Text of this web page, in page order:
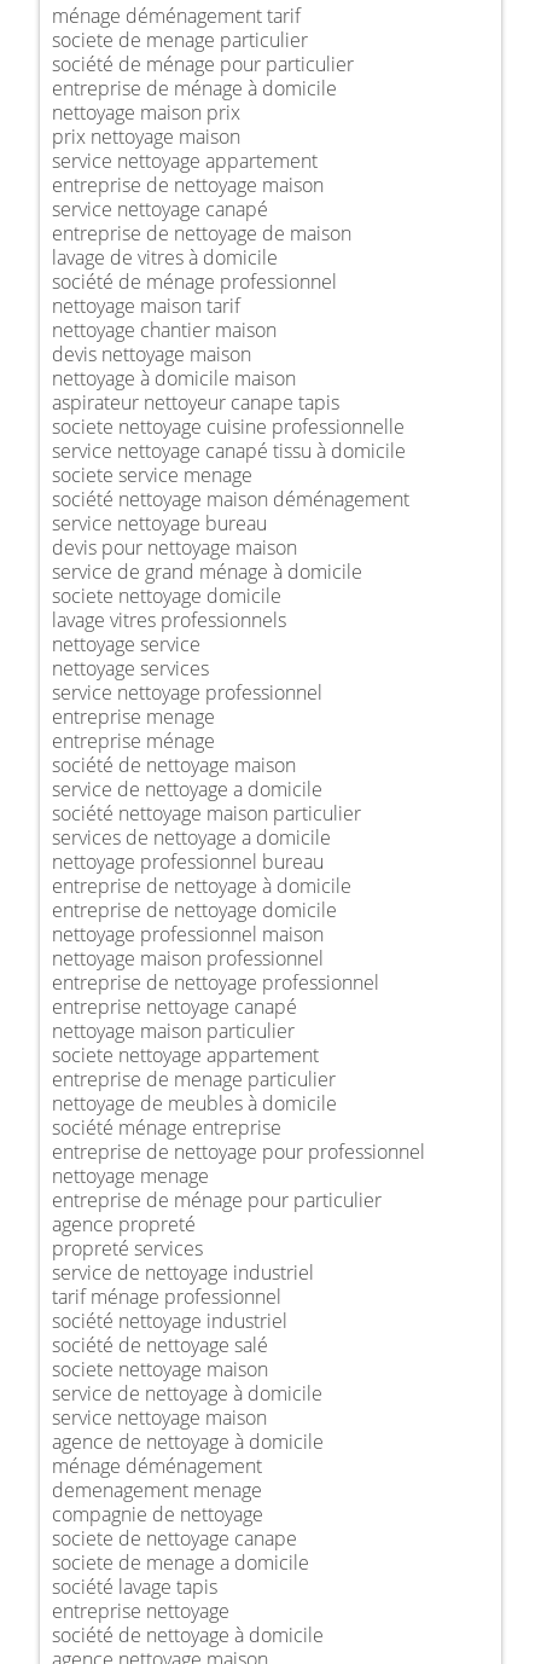
ménage déménagement tarif
societe de menage particulier
société de ménage pour particulier
entreprise de ménage à domicile
nettoyage maison prix
prix nettoyage maison
service nettoyage appartement
entreprise de nettoyage maison
service nettoyage canapé
entreprise de nettoyage de maison
lavage de vitres à domicile
société de ménage professionnel
nettoyage maison tarif
nettoyage chantier maison
devis nettoyage maison
nettoyage à domicile maison
aspirateur nettoyeur canape tapis
societe nettoyage cuisine professionnelle
service nettoyage canapé tissu à domicile
societe service menage
société nettoyage maison déménagement
service nettoyage bureau
devis pour nettoyage maison
service de grand ménage à domicile
societe nettoyage domicile
lavage vitres professionnels
nettoyage service
nettoyage services
service nettoyage professionnel
entreprise menage
entreprise ménage
société de nettoyage maison
service de nettoyage a domicile
société nettoyage maison particulier
services de nettoyage a domicile
nettoyage professionnel bureau
entreprise de nettoyage à domicile
entreprise de nettoyage domicile
nettoyage professionnel maison
nettoyage maison professionnel
entreprise de nettoyage professionnel
entreprise nettoyage canapé
nettoyage maison particulier
societe nettoyage appartement
entreprise de menage particulier
nettoyage de meubles à domicile
société ménage entreprise
entreprise de nettoyage pour professionnel
nettoyage menage
entreprise de ménage pour particulier
agence propreté
propreté services
service de nettoyage industriel
tarif ménage professionnel
société nettoyage industriel
société de nettoyage salé
societe nettoyage maison
service de nettoyage à domicile
service nettoyage maison
agence de nettoyage à domicile
ménage déménagement
demenagement menage
compagnie de nettoyage
societe de nettoyage canape
societe de menage a domicile
société lavage tapis
entreprise nettoyage
société de nettoyage à domicile
agence nettoyage maison